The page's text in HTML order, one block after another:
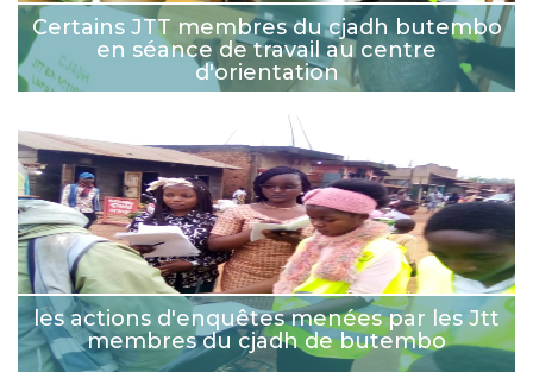
Certains JTT membres du cjadh butembo
en séance de travail au centre
d'orientation
les actions d'enquêtes menées par les Jtt
membres du cjadh de butembo